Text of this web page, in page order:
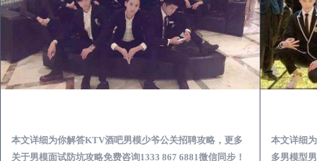
本文详细为你解答KTV酒吧男模少爷公关招聘攻略，更多
关于男模面试防坑攻略免费咨询1333 867 6881微信同步！
本文详细
多男模型